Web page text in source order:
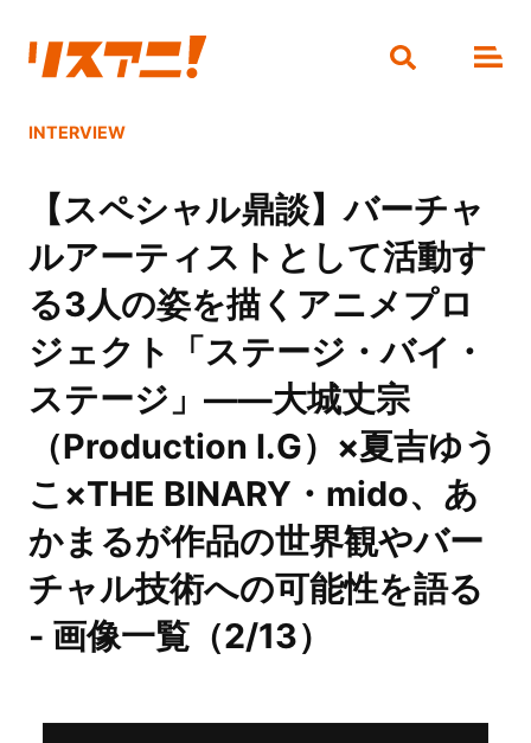
INTERVIEW
【スペシャル鼎談】バーチャ
ルアーティストとして活動す
る3人の姿を描くアニメプロ
ジェクト「ステージ・バイ・
ステージ」――大城丈宗
（Production I.G）×夏吉ゆう
こ×THE BINARY・mido、あ
かまるが作品の世界観やバー
チャル技術への可能性を語る
- 画像一覧（2/13）